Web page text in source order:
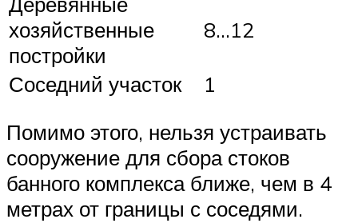
хозяйственные
постройки
8…12
Соседний участок
1
Помимо этого, нельзя устраивать
сооружение для сбора стоков
банного комплекса ближе, чем в 4
метрах от границы с соседями.